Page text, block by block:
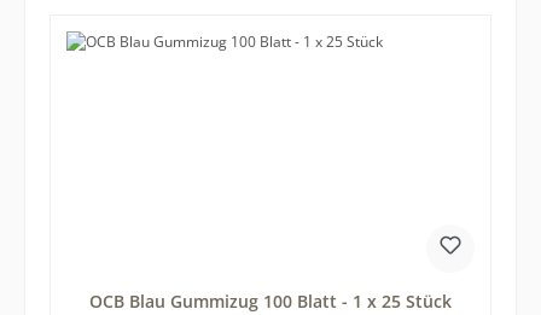
OCB Blau Gummizug 100 Blatt - 1 x 25 Stück